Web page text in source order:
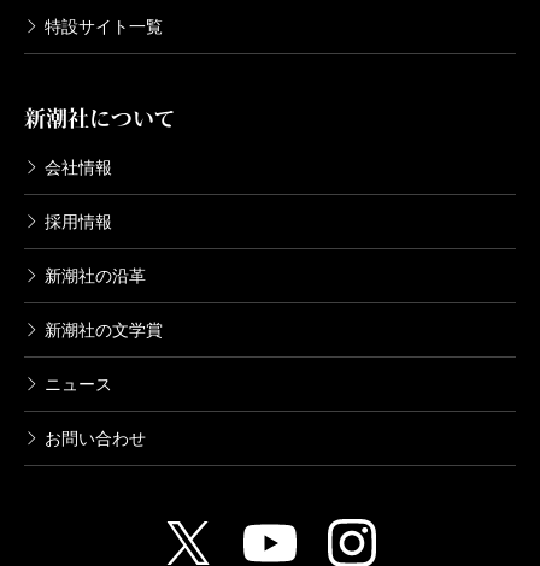
特設サイト一覧
新潮社について
会社情報
採用情報
新潮社の沿革
新潮社の文学賞
ニュース
お問い合わせ